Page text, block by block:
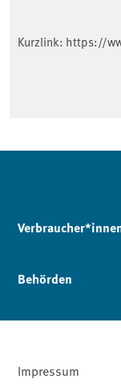
Kurzlink: https://
Behörden
Impressum